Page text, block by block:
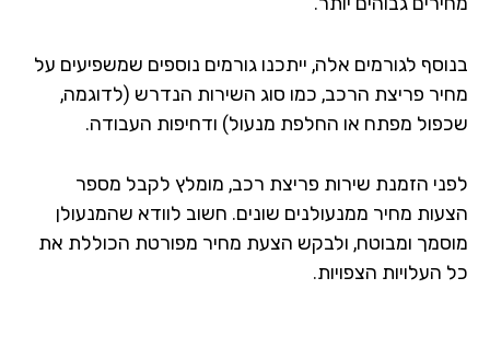
לגורמים אלה, ייתכנו גורמים נוספים שמשפיעים על
פריצת הרכב, כמו סוג השירות הנדרש (לדוגמה,
מפתח או החלפת מנעול) ודחיפות העבודה.
הזמנת שירות פריצת רכב, מומלץ לקבל מספר
מחיר ממנעולנים שונים. חשוב לוודא שהמנעולן
ומבוטח, ולבקש הצעת מחיר מפורטת הכוללת את
העלויות הצפויות.